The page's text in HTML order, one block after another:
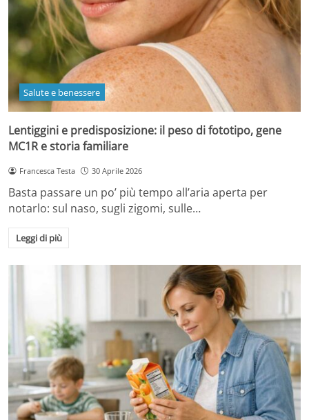
Salute e benessere
Lentiggini e predisposizione: il peso di fototipo, gene
MC1R e storia familiare
Francesca Testa 30 Aprile 2026
Basta passare un po’ più tempo all’aria aperta per
notarlo: sul naso, sugli zigomi, sulle…
Leggi di più